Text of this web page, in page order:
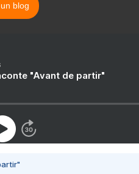
blog
"Avant de partir"